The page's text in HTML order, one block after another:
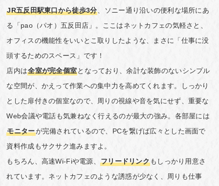
JR五反田駅東口から徒歩3分、ソニー通り沿いの便利な場所にあ
る「pao（パオ）五反田店」。ここはネットカフェの気軽さと、
オフィスの機能性をいいとこ取りしたような、まさに「仕事に没
頭するためのスペース」です！
店内は全室が完全個室となっており、余計な装飾のないシンプル
な空間が、かえって作業への集中力を高めてくれます。しっかり
とした扉付きの個室なので、周りの視線や音を気にせず、重要な
Web会議や電話も気兼ねなく行えるのが最大の強み。各部屋には
モニターが完備されているので、PCを繋げば広々とした画面で
資料作成もサクサク進みますよ。
もちろん、高速Wi-Fiや電源、フリードリンクもしっかり用意さ
れています。ネットカフェのような誘惑が少なく、周りも仕事